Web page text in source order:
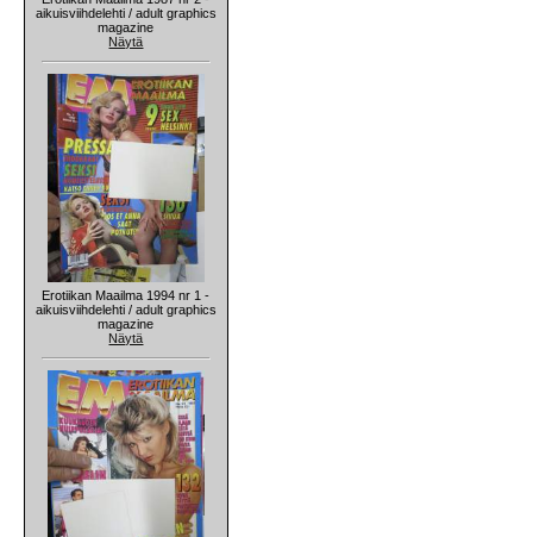
aikuisviihdelehti / adult graphics
magazine
Näytä
Erotiikan Maailma 1994 nr 1 -
aikuisviihdelehti / adult graphics
magazine
Näytä